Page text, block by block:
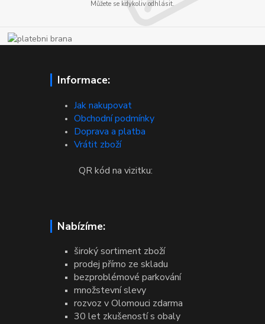
Můžete se kdykoliv odhlásit.
Informace:
Jak nakupovat
Obchodní podmínky
Doprava a platba
Vrátit zboží
QR kód na vizitku:
Nabízíme:
široký sortiment zboží
prodej přímo ze skladu
bezproblémové parkování
množstevní slevy
rozvoz v Olomouci zdarma
30 let zkušeností s obaly